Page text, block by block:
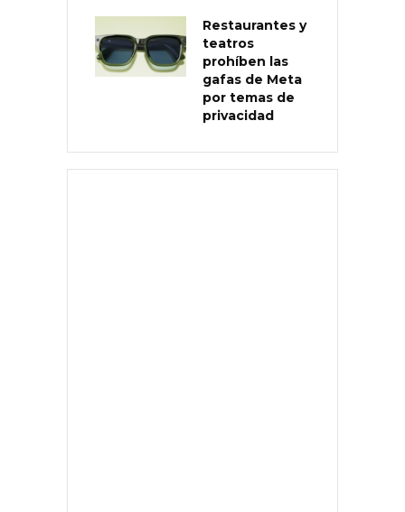
Restaurantes y
teatros
prohíben las
gafas de Meta
por temas de
privacidad